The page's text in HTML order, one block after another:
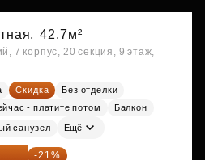
42.7м²
7 корпус, 20 секция, 9 этаж,
Скидка
Без отделки
- платите потом
Балкон
санузел Ещё
₽ -21%